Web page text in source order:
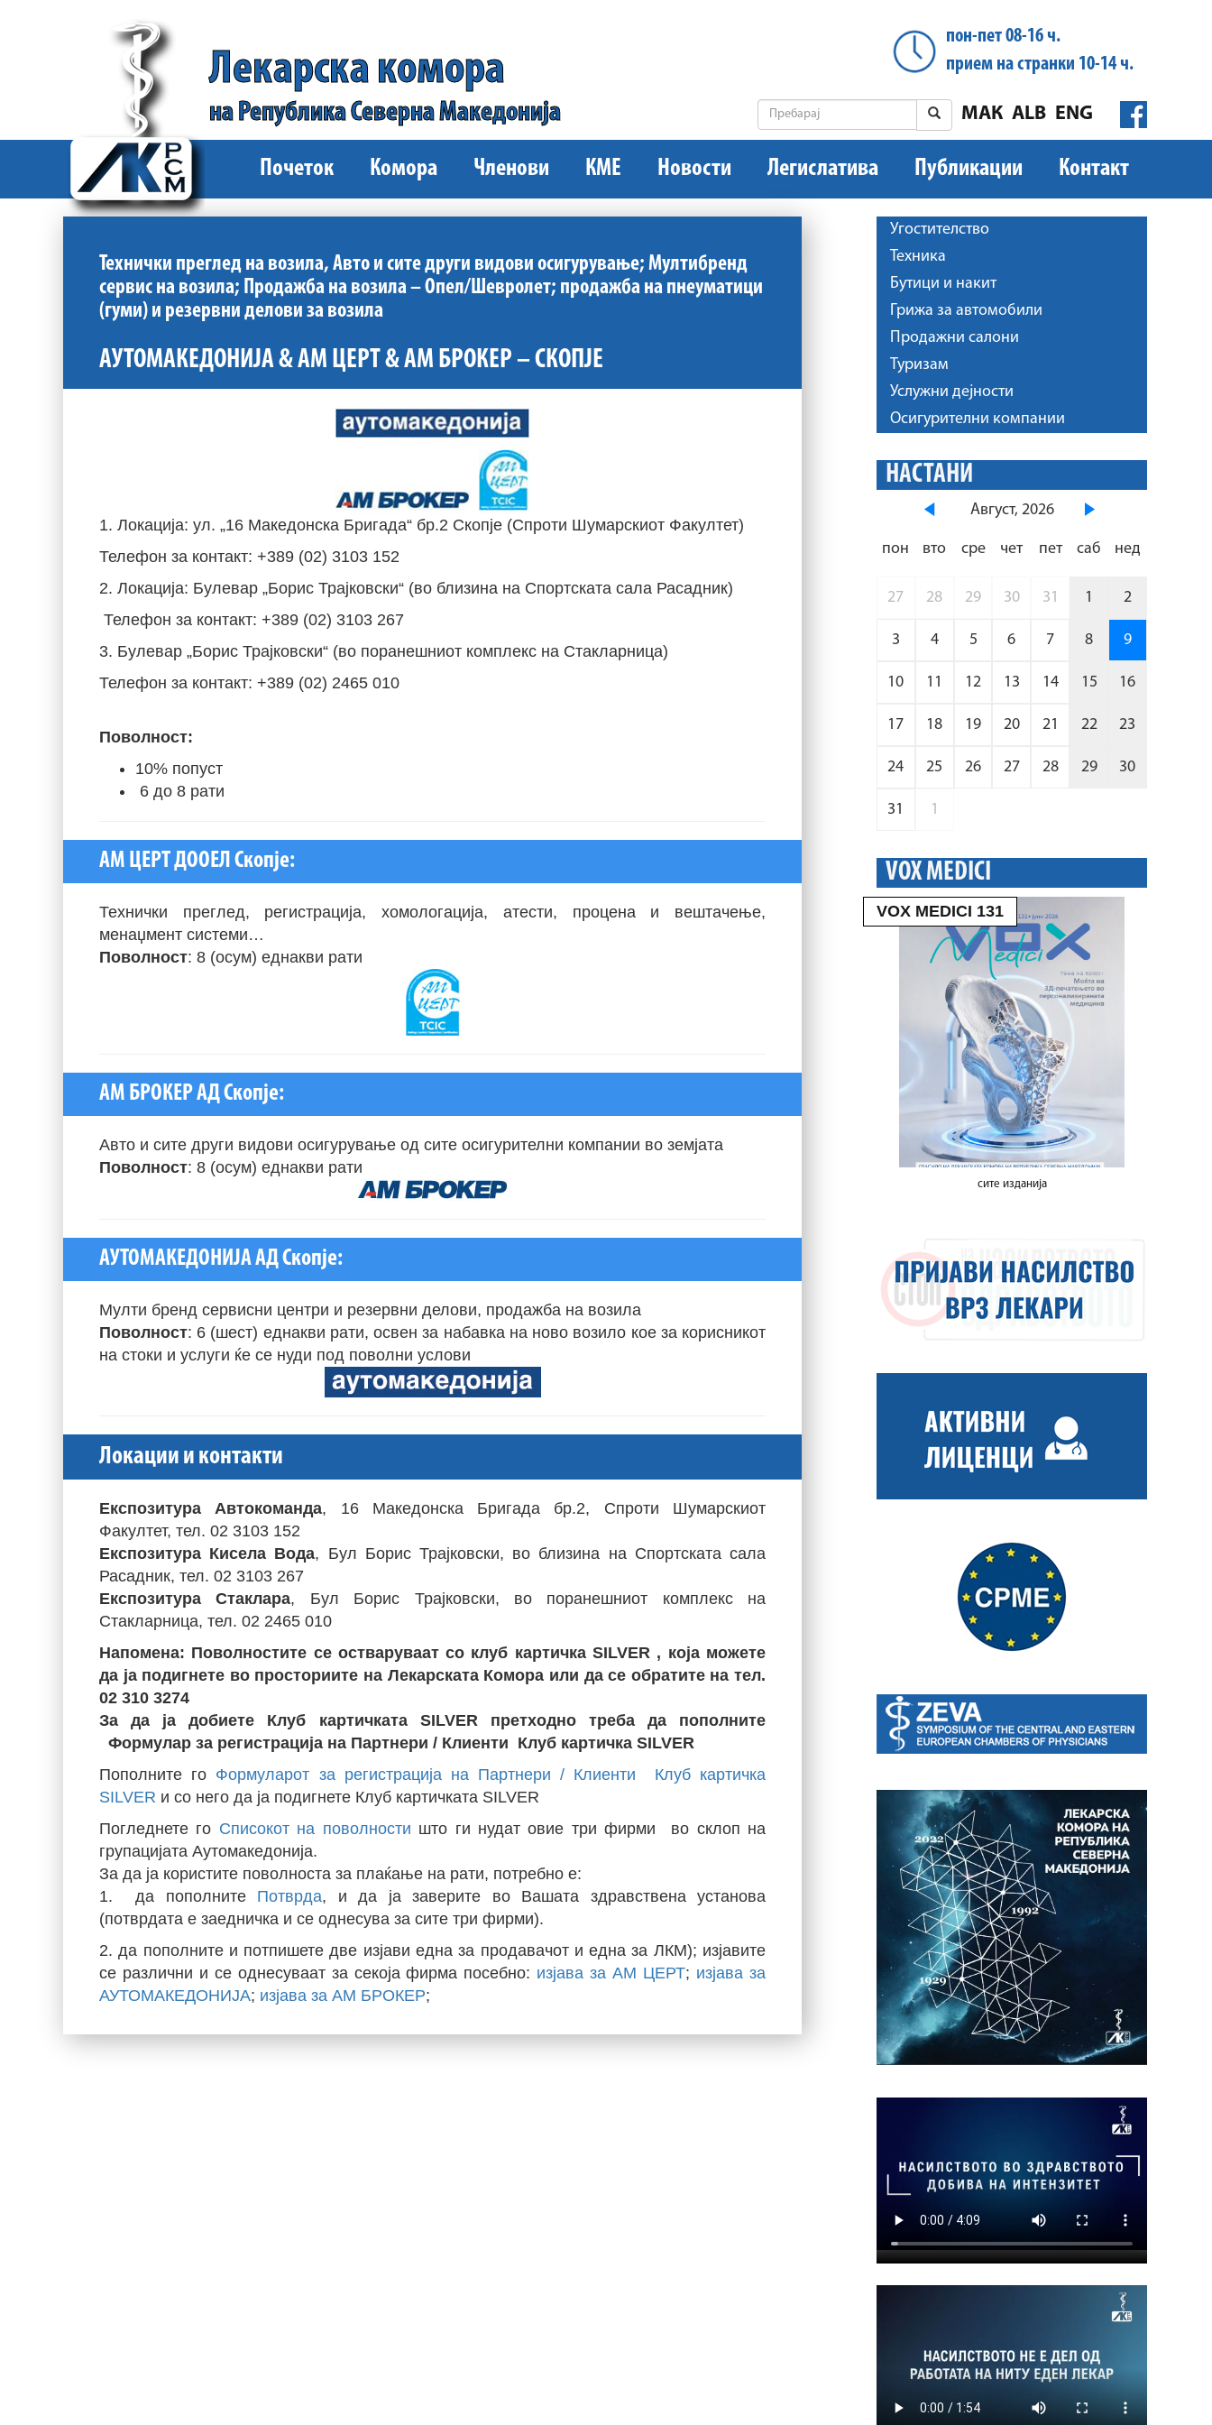
Лекарска комора
на Република Северна Македонија
пон-пет 08-16 ч.
прием на странки 10-14 ч.
ENG
ALB
МАК
Почеток Комора Членови КМЕ Новости Легислатива Публикации Контакт
Технички преглед на возила, Авто и сите други видови осигурување; Мултибренд
сервис на возила; Продажба на возила – Опел/Шевролет; продажба на пнеуматици
(гуми) и резервни делови за возила
АУТОМАКЕДОНИЈА & АМ ЦЕРТ & АМ БРОКЕР – СКОПЈЕ
1. Локација: ул. „16 Македонска Бригада“ бр.2 Скопје (Спроти Шумарскиот Факултет)
Телефон за контакт: +389 (02) 3103 152
2. Локација: Булевар „Борис Трајковски“ (во близина на Спортската сала Расадник)
Телефон за контакт: +389 (02) 3103 267
3. Булeвар „Борис Трајковски“ (во поранешниот комплекс на Стакларница)
Телефон за контакт: +389 (02) 2465 010
Поволност:
10% попуст
6 до 8 рати
АМ ЦЕРТ ДООЕЛ Скопје:
Технички преглед, регистрација, хомологација, атести, процена и вештачење,
менаџмент системи…
Поволност: 8 (осум) еднакви рати
АМ БРОКЕР АД Скопје:
Авто и сите други видови осигурување од сите осигурителни компании во земјата
Поволност: 8 (осум) еднакви рати
АУТОМАКЕДОНИЈА АД Скопје:
Mулти бренд сервисни центри и резервни делови, продажба на возила
Поволност: 6 (шест) еднакви рати, освен за набавка на ново возило кое за корисникот
на стоки и услуги ќе се нуди под поволни услови
Локации и контакти
Експозитура Автокоманда, 16 Македонска Бригада бр.2, Спроти Шумарскиот
Факултет, тел. 02 3103 152
Експозитура Кисела Вода, Бул Борис Трајковски, во близина на Спортската сала
Расадник, тел. 02 3103 267
Експозитура Стаклара, Бул Борис Трајковски, во поранешниот комплекс на
Стакларница, тел. 02 2465 010
Напомена: Поволностите се остваруваат со клуб картичкаSILVER , која можете
да ја подигнете во просториите на Лекарската Комора или да се обратите на тел.
02 310 3274
За да ја добиете Клуб картичката SILVER
претходно треба да пополните
Формулар за регистрација на Партнери / Клиенти Клуб картичка SILVER
Пополните го Формуларот за регистрација на Партнери / Клиенти Клуб картичка
SILVER и со него да ја подигнете Клуб картичката SILVER
Погледнете го Списокот на поволности што ги нудат овие три фирми во склоп на
групацијата Аутомакедонија.
За да ја користите поволноста за плаќање на рати, потребно е:
1. да пополните Потврда, и да ја заверите во Вашата здравствена установа
(потврдата е заедничка и се однесува за сите три фирми).
2. да пополните и потпишете две изјави една за продавачот и една за ЛКМ); изјавите
се различни и се однесуваат за секоја фирма посебно: изјава за АМ ЦЕРТ; изјава за
АУТОМАКЕДОНИЈА; изјава за АМ БРОКЕР;
Угостителство
Техника
Бутици и накит
Грижа за автомобили
Продажни салони
Туризам
Услужни дејности
Осигурителни компании
НАСТАНИ
Август, 2026
пон вто сре чет пет саб нед
27 28 29 30 31 1 2
3 4 5 6 7 8 9
10 11 12 13 14 15 16
17 18 19 20 21 22 23
24 25 26 27 28 29 30
31 1
VOX MEDICI
VOX MEDICI 131
сите изданија